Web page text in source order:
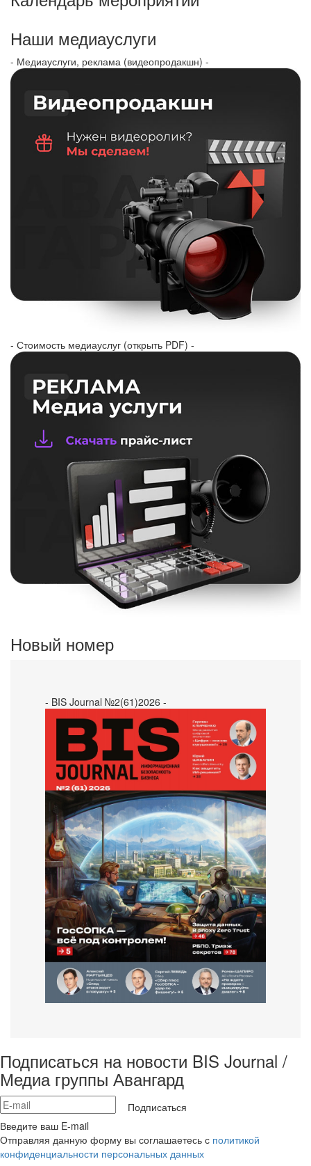
Наши медиауслуги
- Медиауслуги, реклама (видеопродакшн) -
- Стоимость медиауслуг (открыть PDF) -
Новый номер
- BIS Journal №2(61)2026 -
Подписаться на новости BIS Journal /
Медиа группы Авангард
Подписаться
Введите ваш E-mail
Отправляя данную форму вы соглашаетесь с политикой
конфиденциальности персональных данных